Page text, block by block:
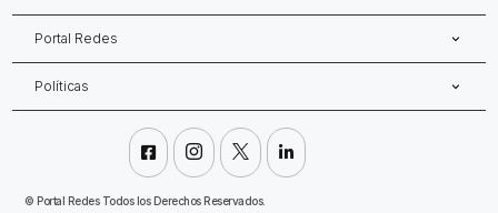
Portal Redes
Políticas
   
©Portal Redes Todos los Derechos Reservados.